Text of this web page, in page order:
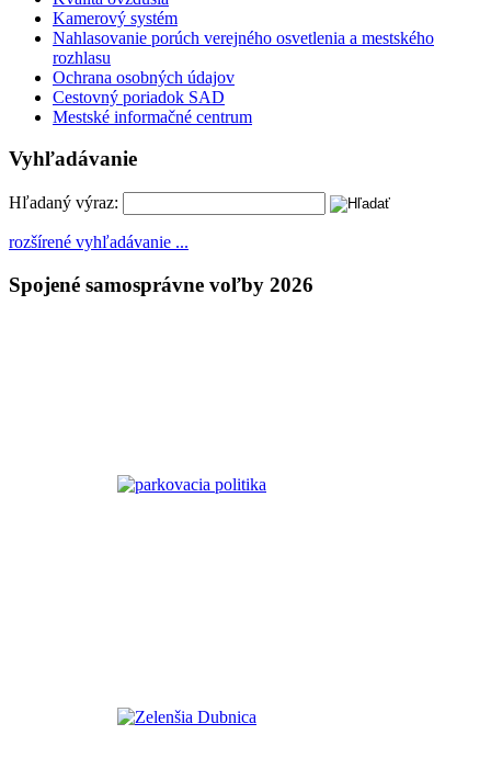
Kamerový systém
Nahlasovanie porúch verejného osvetlenia a mestského
rozhlasu
Ochrana osobných údajov
Cestovný poriadok SAD
Mestské informačné centrum
Vyhľadávanie
Hľadaný výraz:
rozšírené vyhľadávanie ...
Spojené samosprávne voľby 2026